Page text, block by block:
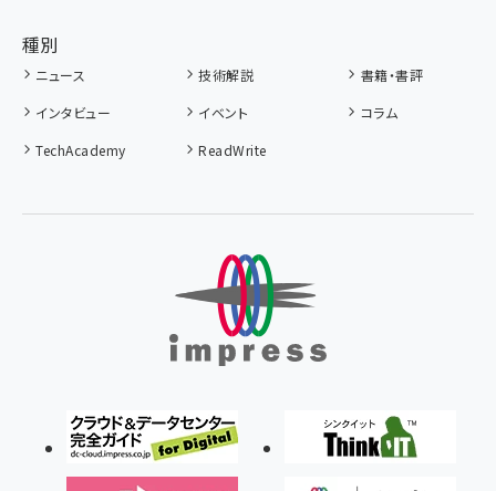
種別
ニュース 技術解説
書籍・書評
インタビュー
イベント
コラム
TechAcademy
ReadWrite